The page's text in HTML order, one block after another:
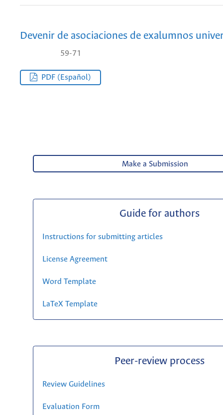
Devenir de asociaciones de exalumnos
59-71
PDF (Español)
Make a Submission
Guide for authors
Instructions for submitting articles
License Agreement
Word Template
LaTeX Template
Peer-review process
Review Guidelines
Evaluation Form